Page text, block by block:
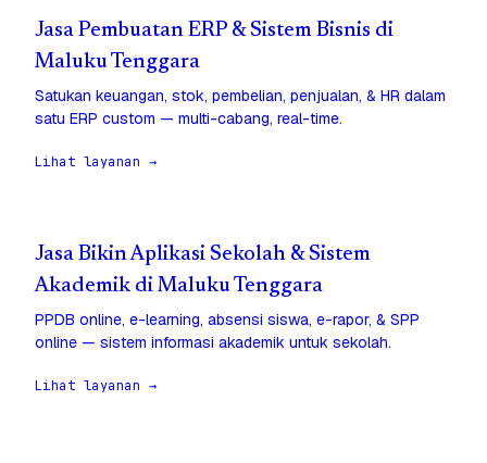
Jasa Pembuatan ERP & Sistem Bisnis di
Maluku Tenggara
Satukan keuangan, stok, pembelian, penjualan, & HR dalam
satu ERP custom — multi-cabang, real-time.
Lihat layanan →
Jasa Bikin Aplikasi Sekolah & Sistem
Akademik di Maluku Tenggara
PPDB online, e-learning, absensi siswa, e-rapor, & SPP
online — sistem informasi akademik untuk sekolah.
Lihat layanan →